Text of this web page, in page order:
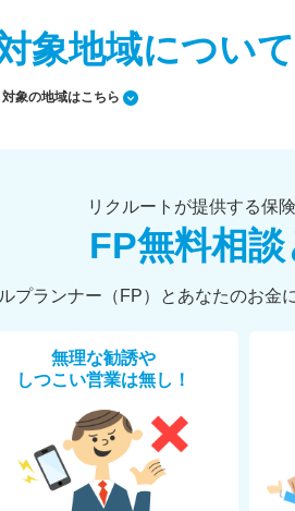
象地域について
対象の地域はこちら
リクルートが提供する保
FP無料相談
プランナー（FP）とあなたのお金
無理な勧誘や
しつこい営業は無し！